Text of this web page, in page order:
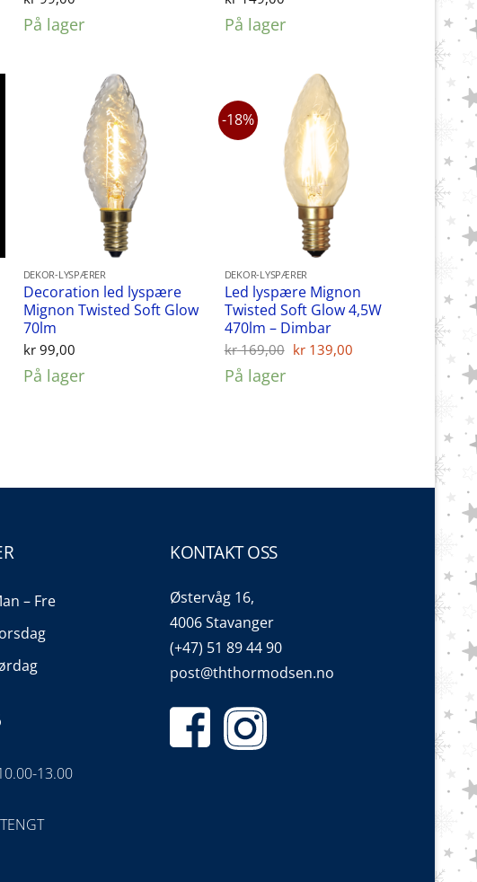
På lager På lager
DEKOR-LYSPÆRER
Decoration led lyspære
Mignon Twisted Soft Glow
70lm
kr99,00
På lager
-18%
DEKOR-LYSPÆRER
Led lyspære Mignon
Twisted Soft Glow 4,5W
470lm – Dimbar
kr169,00 Opprinnelig
kr 139,00 Nåværende
På lager
– Fre
13.00
KONTAKT OSS
Østervåg 16,
4006 Stavanger
(+47) 51 89 44 90
post@ththormodsen.no